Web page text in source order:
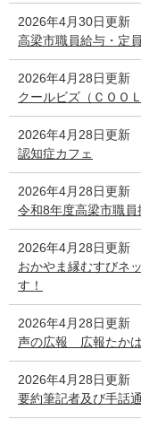
2026年4月30日更新
高梁市職員給与・定
2026年4月28日更新
クールビズ（ＣＯＯ
2026年4月28日更新
認知症カフェ
2026年4月28日更新
令和8年度高梁市職員
2026年4月28日更新
おかやま縁むすびネ
す！
2026年4月28日更新
声の広報 広報たか
2026年4月28日更新
要約筆記者及び手話